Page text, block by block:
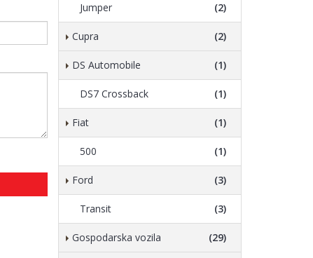
Jumper (2)
Cupra (2)
DS Automobile (1)
DS7 Crossback (1)
Fiat (1)
500 (1)
Ford (3)
Transit (3)
Gospodarska vozila (29)